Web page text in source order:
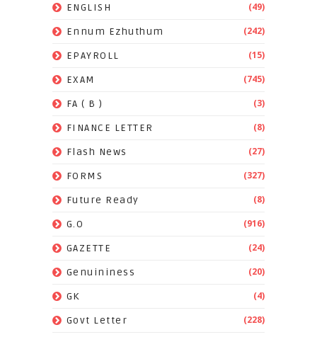
ENGLISH (49)
Ennum Ezhuthum (242)
EPAYROLL (15)
EXAM (745)
FA ( B ) (3)
FINANCE LETTER (8)
Flash News (27)
FORMS (327)
Future Ready (8)
G.O (916)
GAZETTE (24)
Genuininess (20)
GK (4)
Govt Letter (228)